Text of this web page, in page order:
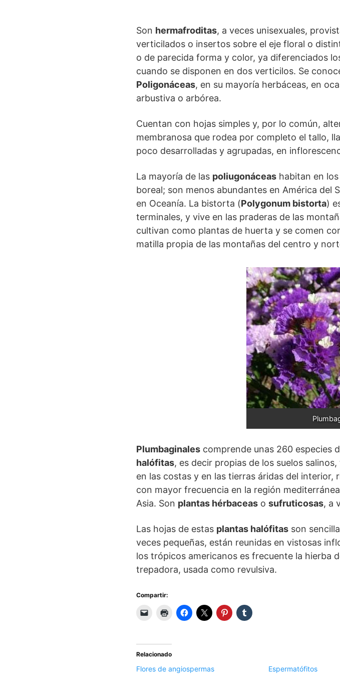
Son hermafroditas, a veces unisexuales,
verticilados o insertos sobre el eje floral o
o de parecida forma y color, ya diferenciados
cuando se disponen en dos verticilos. Se
Poligonáceas, en su mayoría herbáceas, en
arbustiva o arbórea.
Cuentan con hojas simples y, por lo común,
membranosa que rodea por completo el tallo,
poco desarrolladas y agrupadas, en
La mayoría de las poliugonáceas habitan en
boreal; son menos abundantes en América del
en Oceanía. La bistorta (Polygonum bistorta)
terminales, y vive en las praderas de las
cultivan como plantas de huerta y se comen
matilla propia de las montañas del centro y
Plumbaginales comprende unas 260 especies
halófitas, es decir propias de los suelos
en las costas y en las tierras áridas del interior,
con mayor frecuencia en la región
Asia. Son plantas hérbaceas o sufruticosas, a
Las hojas de estas plantas halófitas son
veces pequeñas, están reunidas en vistosas
los trópicos americanos es frecuente la hierba
trepadora, usada como revulsiva.
Compartir:
Relacionado
Flores de angiospermas Espermatófitos